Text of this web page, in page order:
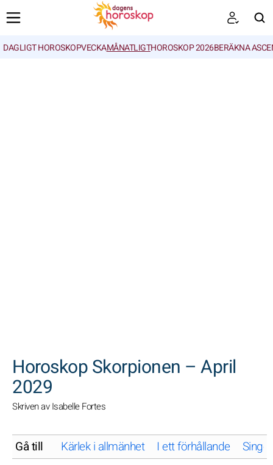
DAGLIGT HOROSKOPVECKAMÅNATLIGTHOROSKOP 2026BERÄKNA
Horoskop Skorpionen – April
2029
Skriven av Isabelle Fortes
Gå till Kärlek i allmänhet I ett förhållande Singel